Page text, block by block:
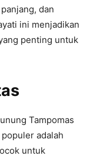
dan
ini menjadikan
penting untuk
Tampomas
adalah
untuk